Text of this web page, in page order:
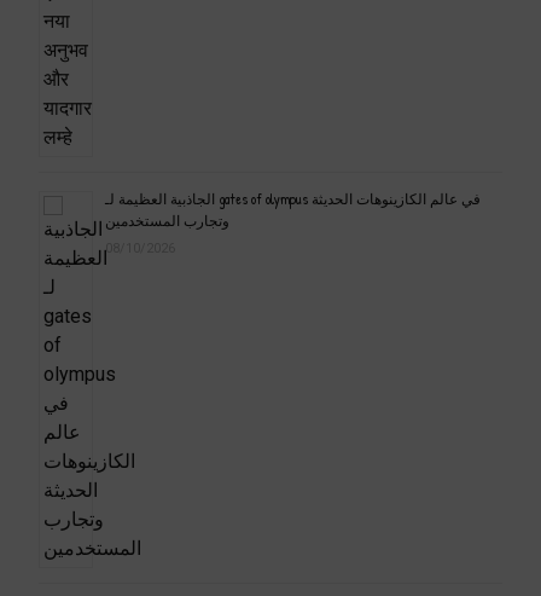
الجاذبية العظيمة لـ gates of olympus في عالم الكازينوهات الحديثة
وتجارب المستخدمين
08/10/2026